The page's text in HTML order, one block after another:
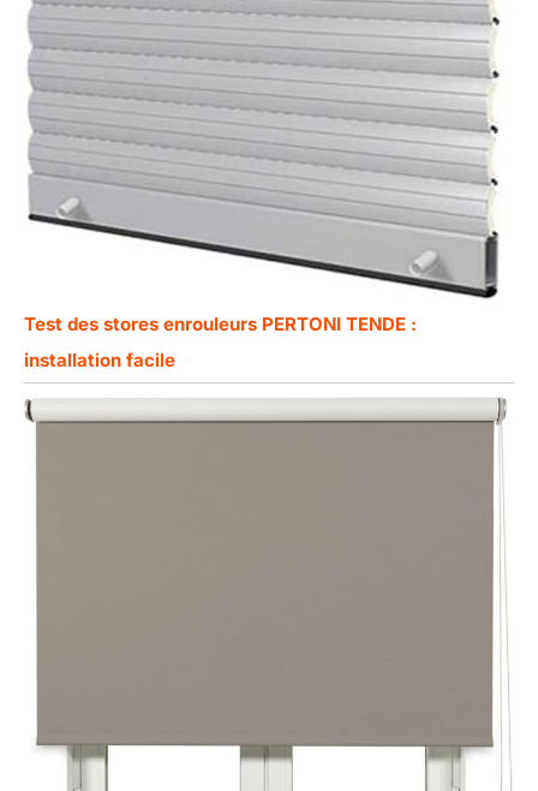
Test des stores enrouleurs PERTONI TENDE :
installation facile